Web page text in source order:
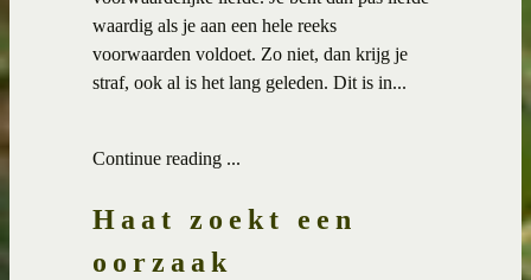
waardig als je aan een hele reeks
voorwaarden voldoet. Zo niet, dan krijg je
straf, ook al is het lang geleden. Dit is in...
Continue reading ...
Haat zoekt een
oorzaak